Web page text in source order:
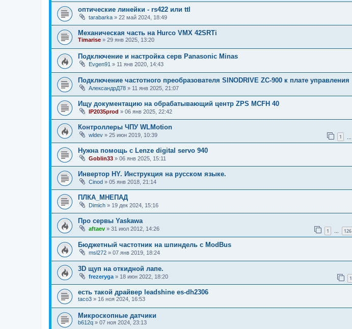
оптические линейки - rs422 или ttl
tarabarka » 22 май 2024, 18:49
Механическая часть на Hurco VMX 42SRTi
Timarise » 29 янв 2025, 13:20
Подключение и настройка серв Panasonic Minas
Evgen91 » 11 янв 2020, 14:43
Подключение частотного преобразователя SINODRIVE ZC-900 к плате управления
АлександрД78 » 11 янв 2025, 21:07
Ищу документацию на обрабатывающий центр ZPS MCFH 40
IP2035prod » 06 янв 2025, 22:42
Контроллеры ЧПУ WLMotion
wldev » 25 июн 2019, 10:39 1
Нужна помощь с Lenze digital servo 940
Goblin33 » 06 янв 2025, 15:11
Инвертор HY. Инструкция на русском языке.
Cinod » 05 янв 2018, 21:14
ПЛКА_МНЕПАД
Dimich » 19 дек 2024, 15:16
Про сервы Yaskawa
aftaev » 31 июл 2012, 14:26 1 … 126
Бюджетный частотник на шпиндель с ModBus
msl272 » 07 янв 2019, 18:24
3D щуп на откидной лапе.
frezeryga » 18 июн 2022, 18:20 1
есть такой драйвер leadshine es-dh2306
taco3 » 16 ноя 2024, 16:53
Микроскопные датчики
b612q » 07 ноя 2024, 23:13